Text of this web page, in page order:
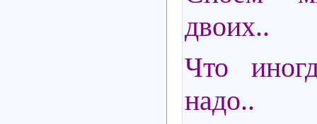
двоих..
Что
надо..